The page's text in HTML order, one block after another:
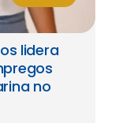
lidera
no